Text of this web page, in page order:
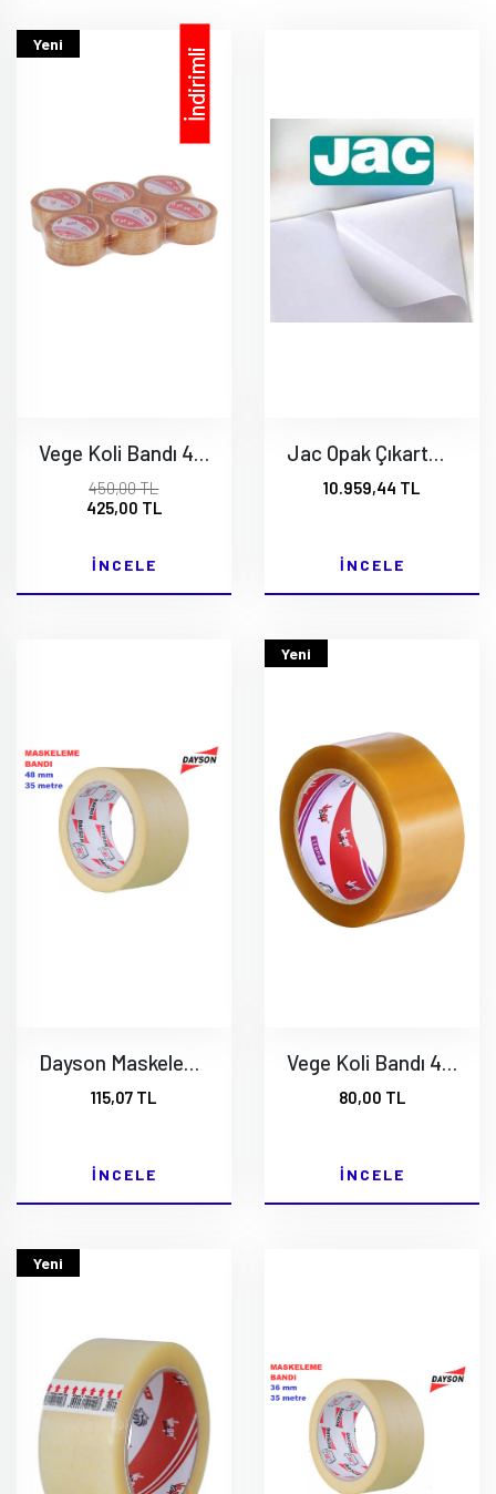
Yeni
İndirimli
Vege Koli Bandı 45x100 Metre Şeffaf Leopar Koli Bandı 6 lı paket
450,00 TL
425,00 TL
İNCELE
Jac Opak Çıkartma 70X100 (Orjinal Paket) 100 Adet
10.959,44 TL
İNCELE
Dayson Maskeleme Bandı 48 mm 35 Mt.
115,07 TL
İNCELE
Yeni
Vege Koli Bandı 45x100 Metre Şeffaf Leopar Koli Bandı 1 Adet
80,00 TL
İNCELE
Yeni